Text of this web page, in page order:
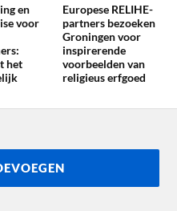
en
voor
het
Europese RELIHE-
partners bezoeken
Groningen voor
inspirerende
voorbeelden van
religieus erfgoed